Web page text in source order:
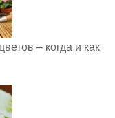
– когда и как